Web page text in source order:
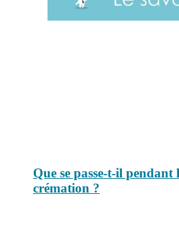
Que se passe-t-il pendant
crémation ?